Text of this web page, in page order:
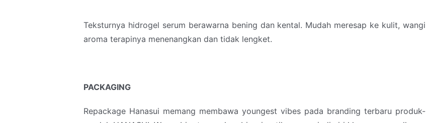
Teksturnya hidrogel serum berawarna bening dan kental. Mudah meresap ke kulit, wangi
aroma terapinya menenangkan dan tidak lengket.
PACKAGING
Repackage Hanasui memang membawa youngest vibes pada branding terbaru produk-